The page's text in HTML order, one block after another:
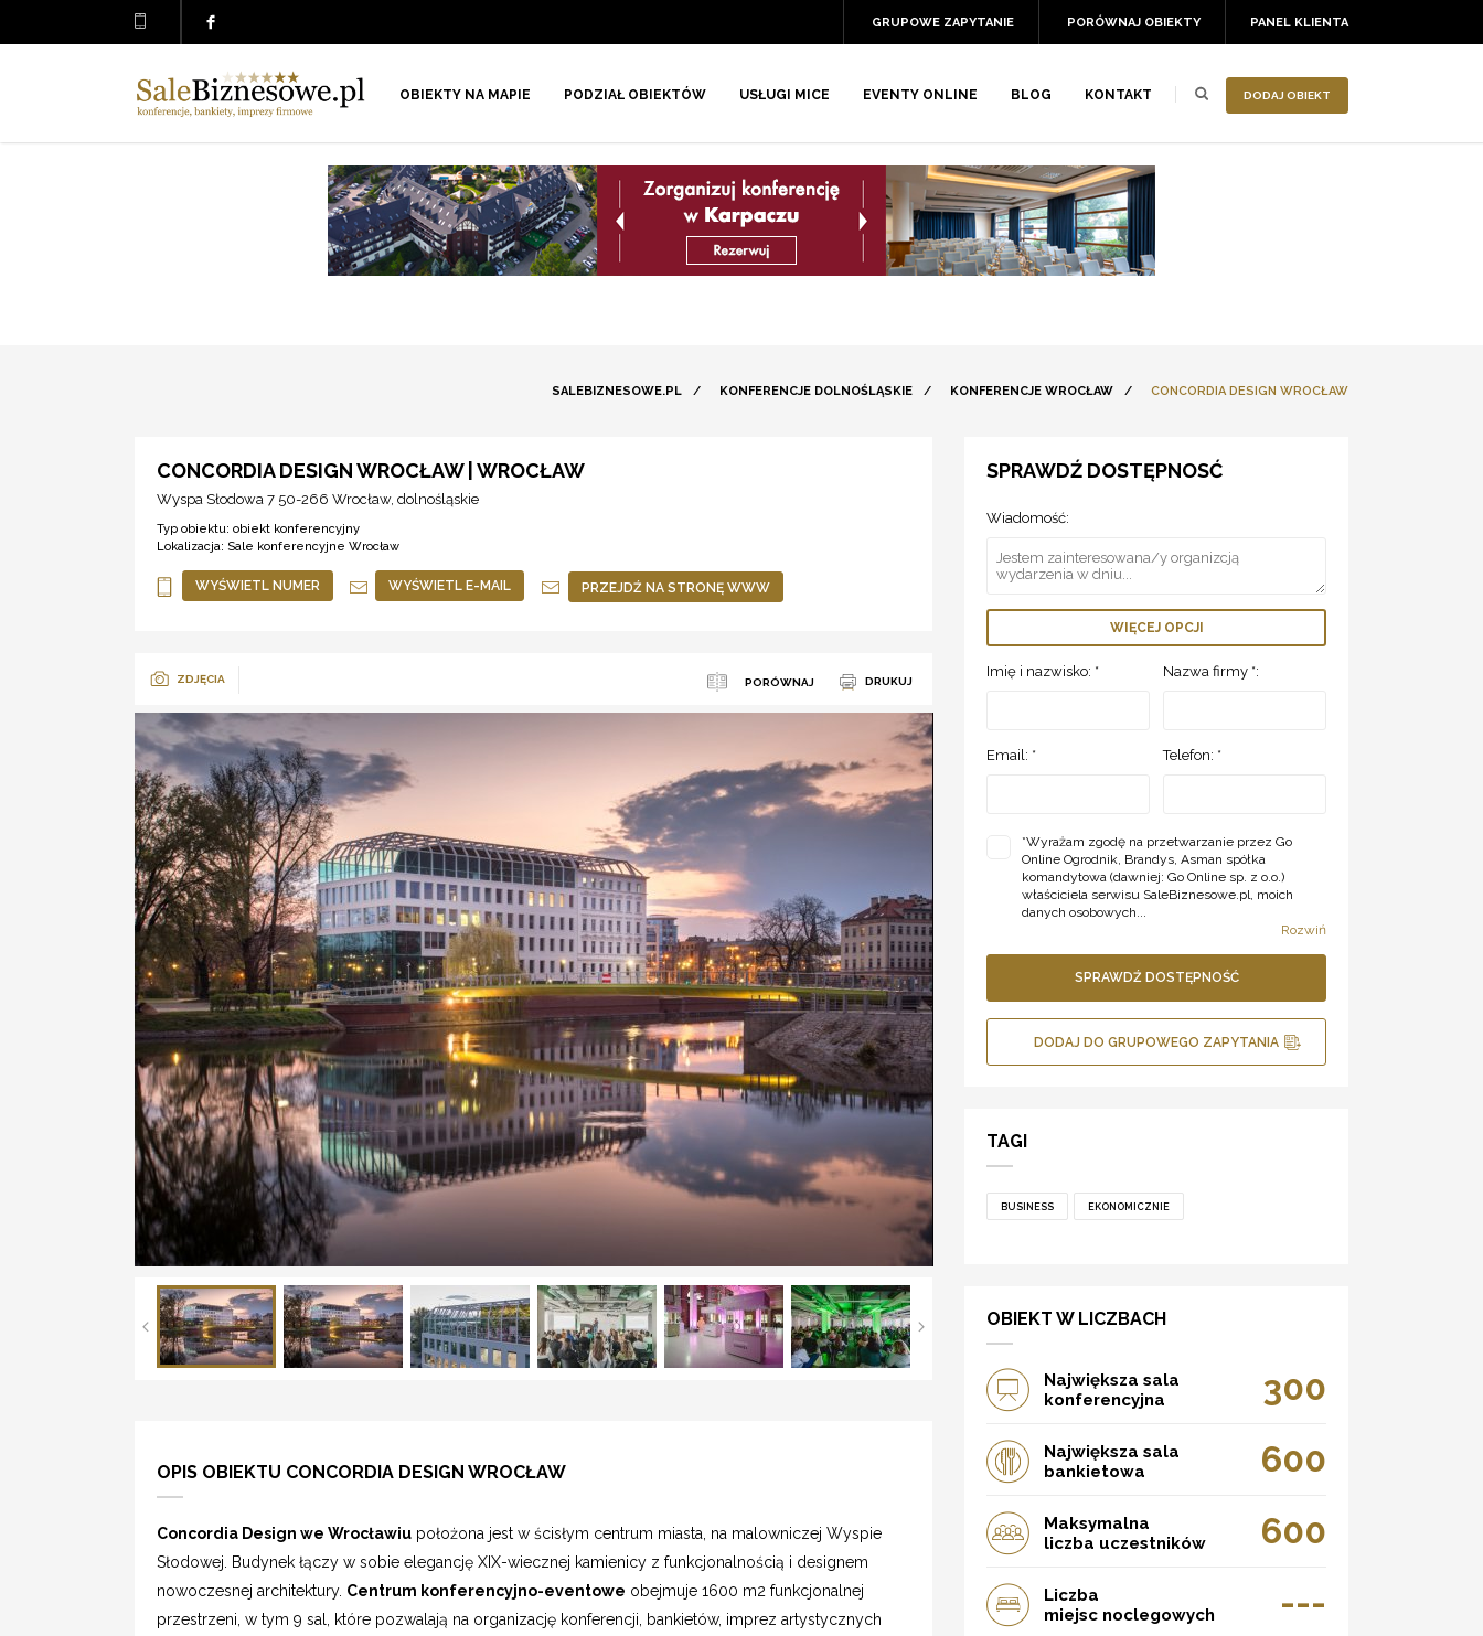
PANEL KLIENTA
PORÓWNAJ OBIEKTY
GRUPOWE ZAPYTANIE
DODAJ OBIEKT
OBIEKTY NA MAPIE PODZIAŁ OBIEKTÓW USŁUGI MICE EVENTY ONLINE BLOG KONTAKT
SALEBIZNESOWE.PL / KONFERENCJE DOLNOŚLĄSKIE / KONFERENCJE WROCŁAW / CONCORDIA DESIGN WROCŁAW
CONCORDIA DESIGN WROCŁAW | WROCŁAW
Wyspa Słodowa 7 50-266 Wrocław, dolnośląskie
Typ obiektu: obiekt konferencyjny
Lokalizacja: Sale konferencyjne Wrocław
WYŚWIETL NUMER WYŚWIETL E-MAIL PRZEJDŹ NA STRONĘ WWW
ZDJĘCIA PORÓWNAJ DRUKUJ
OPIS OBIEKTU CONCORDIA DESIGN WROCŁAW
Concordia Design we Wrocławiu położona jest w ścisłym centrum miasta, na malowniczej Wyspie
Słodowej. Budynek łączy w sobie elegancję XIX-wiecznej kamienicy z funkcjonalnością i designem
nowoczesnej architektury. Centrum konferencyjno-eventowe obejmuje 1600 m2 funkcjonalnej
przestrzeni, w tym 9 sal, które pozwalają na organizację konferencji, bankietów, imprez artystycznych
SPRAWDŹ DOSTĘPNOSĆ
Wiadomość:
WIĘCEJ OPCJI
Imię i nazwisko: * Nazwa firmy *:
Email: * Telefon: *
*Wyrażam zgodę na przetwarzanie przez Go
Online Ogrodnik, Brandys, Asman spółka
komandytowa (dawniej: Go Online sp. z o.o.)
właściciela serwisu SaleBiznesowe.pl, moich
danych osobowych...
Rozwiń
SPRAWDŹ DOSTĘPNOŚĆ
DODAJ DO GRUPOWEGO ZAPYTANIA
TAGI
BUSINESS EKONOMICZNIE
OBIEKT W LICZBACH
Największa sala
konferencyjna
300
Największa sala
bankietowa
600
Maksymalna
liczba uczestników
600
Liczba
miejsc noclegowych
---